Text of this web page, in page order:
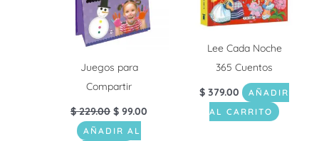
Juegos para
Compartir
$229.00 $ 99.00
AÑADIR AL
Lee Cada Noche
365 Cuentos
$ 379.00
AÑADIR
AL CARRITO